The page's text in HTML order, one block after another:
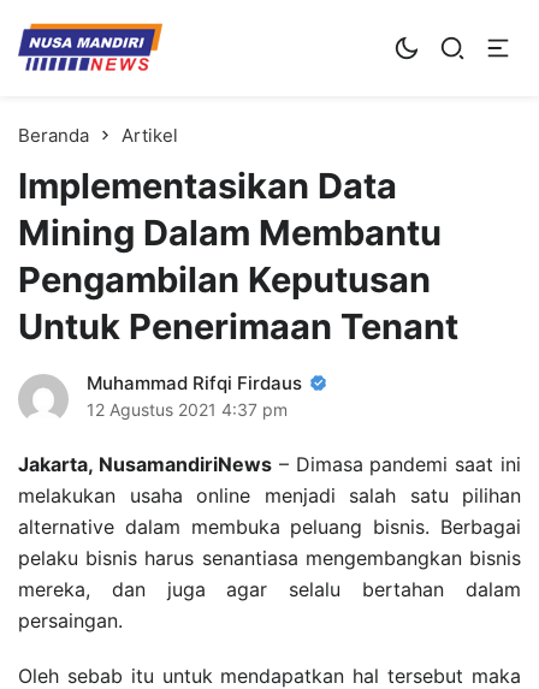
Kampus Digital Bisnis
Universitas Nusa Mandiri
Beranda Artikel
Implementasikan Data
Mining Dalam Membantu
Pengambilan Keputusan
Untuk Penerimaan Tenant
Muhammad Rifqi Firdaus
12 Agustus 2021 4:37 pm
Jakarta, NusamandiriNews– Dimasa pandemi saat ini
melakukan usaha online menjadi salah satu pilihan
alternative dalam membuka peluang bisnis. Berbagai
pelaku bisnis harus senantiasa mengembangkan bisnis
mereka, dan juga agar selalu bertahan dalam
persaingan.
Oleh sebab itu untuk mendapatkan hal tersebut maka